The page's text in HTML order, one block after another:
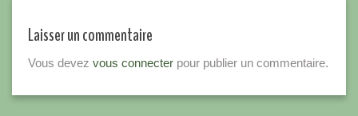
Laisser un commentaire
Vous devez vous connecter pour publier un commentaire.